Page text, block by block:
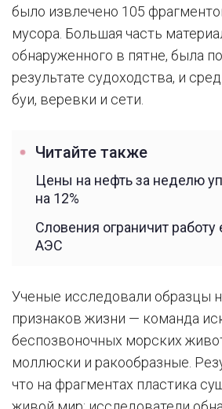
было извлечено 105
мусора. Большая часть
обнаруженного в пятне, была
результате судоходства, и
буи, веревки и сети.
Читайте также
Цены на нефть за неделю
на 12%
Словения ограничит
АЭС
Ученые исследовали образцы
признаков жизни — команда
беспозвоночных морских
моллюски и ракообразные.
что на фрагментах пластика